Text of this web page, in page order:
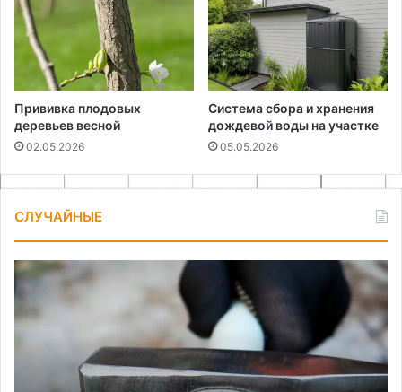
Прививка плодовых
деревьев весной
02.05.2026
Система сбора и хранения
дождевой воды на участке
05.05.2026
СЛУЧАЙНЫЕ
Как
сделать
пластиковую
рукоять